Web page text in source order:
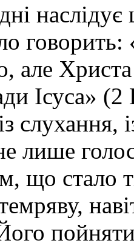
але
Ісуса»
слухання,
лише
що стало